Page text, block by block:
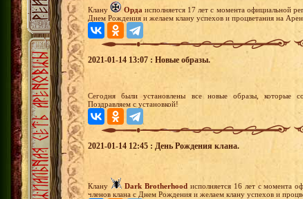
Клану Орда исполняется 17 лет с момента официальной
Днем Рождения и желаем клану успехов и процветания на
2021-01-14 13:07 : Новые образы.
Сегодня были установлены все новые образы, которые
Поздравляем с установкой!
2021-01-14 12:45 : День Рождения клана.
Клану Dark Brotherhoodисполняется 16 лет с момента
членов клана с Днем Рождения и желаем клану успехов и